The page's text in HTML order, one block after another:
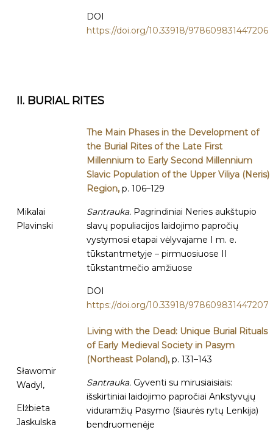
DOI
https://doi.org/10.33918/978609831447206
II. BURIAL RITES
Mikalai
Plavinski
The Main Phases in the Development of
the Burial Rites of the Late First
Millennium to Early Second Millennium
Slavic Population of the Upper Viliya (Neris)
Region, p. 106–129
Santrauka. Pagrindiniai Neries aukštupio
slavų populiacijos laidojimo papročių
vystymosi etapai vėlyvajame I m. e.
tūkstantmetyje – pirmuosiuose II
tūkstantmečio amžiuose
DOI
https://doi.org/10.33918/978609831447207
Sławomir
Wadyl,
Elżbieta
Jaskulska
Living with the Dead: Unique Burial Rituals
of Early Medieval Society in Pasym
(Northeast Poland), p. 131–143
Santrauka. Gyventi su mirusiaisiais:
išskirtiniai laidojimo papročiai Ankstyvųjų
viduramžių Pasymo (šiaurės rytų Lenkija)
bendruomenėje